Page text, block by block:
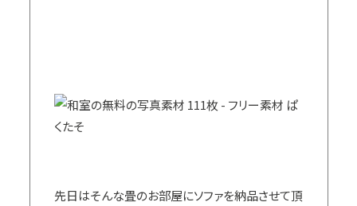
先日はそんな畳のお部屋にソファを納品させて頂